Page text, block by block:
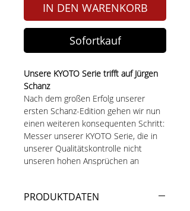
IN DEN WARENKORB
Sofortkauf
Unsere KYOTO Serie trifft auf Jürgen
Schanz
Nach dem großen Erfolg unserer
ersten Schanz-Edition gehen wir nun
einen weiteren konsequenten Schritt:
Messer unserer KYOTO Serie, die in
unserer Qualitätskontrolle nicht
unseren hohen Ansprüchen an
Jürgen Schanz überarbeitet.
PRODUKTDATEN